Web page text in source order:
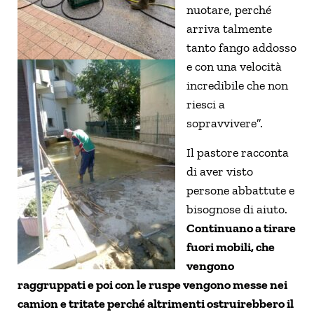
nuotare, perché
arriva talmente
tanto fango addosso
e con una velocità
incredibile che non
riesci a
sopravvivere”.
Il pastore racconta
di aver visto
persone abbattute e
bisognose di aiuto.
Continuano a tirare
fuori mobili, che
vengono
raggruppati e poi con le ruspe vengono messe nei
camion e tritate perché altrimenti ostruirebbero il